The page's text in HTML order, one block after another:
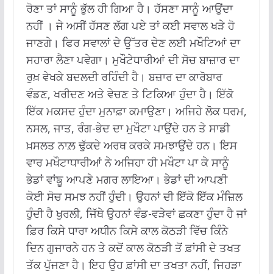
ਰੋਣਾ ਤਾਂ ਸਾਨੂੰ ਭੁੱਲ ਹੀ ਗਿਆ ਹੈ। ਹੱਸਣਾ ਸਾਨੂੰ ਆਉਂਦਾ
ਨਹੀਂ । ਜੇ ਅਸੀਂ ਹੱਸਣ ਲੱਗ ਪਏ ਤਾਂ ਕਈ ਸਵਾਲ ਖੜੇ ਹੋ
ਜਾਣਗੇ। ਫਿਰ ਸਵਾਲਾਂ ਦੇ ਉੱਤਰ ਦੇਣ ਲਈ ਮਖੌਟਿਆਂ ਦਾ
ਸਹਾਰਾ ਲੈਣਾ ਪਵੇਗਾ। ਮੁਖੌਟੇਧਾਰੀਆਂ ਦੀ ਸੋਚ ਬਾਜ਼ਾਰ ਦਾ
ਰੁਖ਼ ਵੇਖਕੇ ਬਦਲਦੀ ਰਹਿੰਦੀ ਹੈ। ਬਜ਼ਾਰ ਦਾ ਕਾਰੋਬਾਰ
ਵੰਡਣ, ਖਰੀਦਣ ਅਤੇ ਵੇਚਣ ਤੇ ਟਿਕਿਆ ਹੁੰਦਾ ਹੈ। ਇੱਕੋ
ਇੱਕ ਮਕਸਦ ਹੁੰਦਾ ਮੁਨਾਫ਼ਾ ਕਮਾਉਣਾ। ਅਜਿਹੇ ਲੋਕ ਧਰਮ,
ਨਸਲ, ਜਾਤ, ਰੰਗ-ਭੇਦ ਦਾ ਮੁਖੌਟਾ ਪਾਉਂਦੇ ਹਨ ਤੇ ਸਾਡੀ
ਖ਼ਸਲਤ ਨਾਲ਼ ਢੁੱਕਦੇ ਅਰਥ ਕਰਕੇ ਸਮਝਾਉਂਦੇ ਹਨ। ਇਸ
ਵਾਰ ਮਖੌਟਾਧਾਰੀਆਂ ਨੇ ਅਜਿਹਾ ਹੀ ਮਖੌਟਾ ਪਾ ਕੇ ਸਾਨੂੰ
ਭੇਡਾਂ ਵਾਂਙੂ ਆਪਣੇ ਮਗਰ ਲਾਇਆ। ਭੇਡਾਂ ਦੀ ਆਪਣੀ
ਕੋਈ ਸੋਚ ਸਮਝ ਨਹੀਂ ਹੁੰਦੀ। ਉਹਨਾਂ ਦੀ ਇੱਕੋ ਇੱਕ ਮੰਜ਼ਿਲ
ਹੁੰਦੀ ਹੈ ਖੁਰਲੀ, ਜਿੱਥੇ ਉਹਨਾਂ ਵੰਡ-ਵੜੇਵਾਂ ਛਕਣਾ ਹੁੰਦਾ ਹੈ ਜਾਂ
ਫ਼ਿਰ ਕਿਸੇ ਧਾਰਾ ਅਧੀਨ ਕਿਸੇ ਕਾਲ ਕੋਠੜੀ ਵਿੱਚ ਕਿੰਨੇ
ਦਿਨ ਗੁਜਾਰਨੇ ਹਨ ਤੇ ਕਦੋਂ ਕਾਲ ਕੋਠੜੀ ਤੋਂ ਫ਼ਾਂਸੀ ਦੇ ਤਖਤ
ਤੱਕ ਪੁੱਜਣਾ ਹੈ। ਇਹ ਉਹ ਫ਼ਾਂਸੀ ਦਾ ਤਖਤਾ ਨਹੀਂ, ਜਿਹੜਾ